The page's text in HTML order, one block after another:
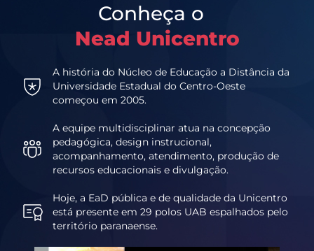
Conheça o
Nead Unicentro
A história do Núcleo de Educação a Distância da
Universidade Estadual do Centro-Oeste
começou em 2005.
A equipe multidisciplinar atua na concepção
pedagógica, design instrucional,
acompanhamento, atendimento, produção de
recursos educacionais e divulgação.
Hoje, a EaD pública e de qualidade da Unicentro
está presente em 29 polos UAB espalhados pelo
território paranaense.